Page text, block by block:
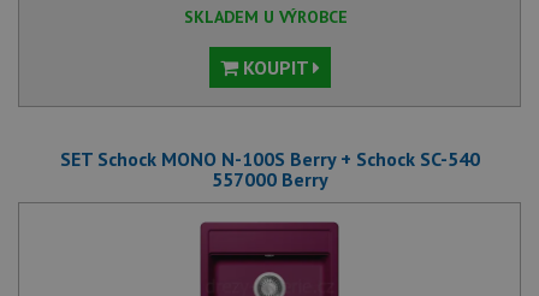
SKLADEM U VÝROBCE
KOUPIT
SET Schock MONO N-100S Berry + Schock SC-540
557000 Berry